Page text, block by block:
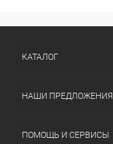
КАТАЛОГ
НАШИ ПРЕДЛОЖЕНИЯ
ПОМОЩЬ И СЕРВИСЫ